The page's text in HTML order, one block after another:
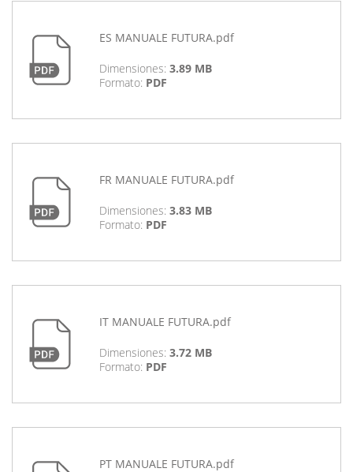
ES MANUALE FUTURA.pdf
Dimensiones: 3.89 MB
Formato: PDF
FR MANUALE FUTURA.pdf
Dimensiones: 3.83 MB
Formato: PDF
IT MANUALE FUTURA.pdf
Dimensiones: 3.72 MB
Formato: PDF
PT MANUALE FUTURA.pdf